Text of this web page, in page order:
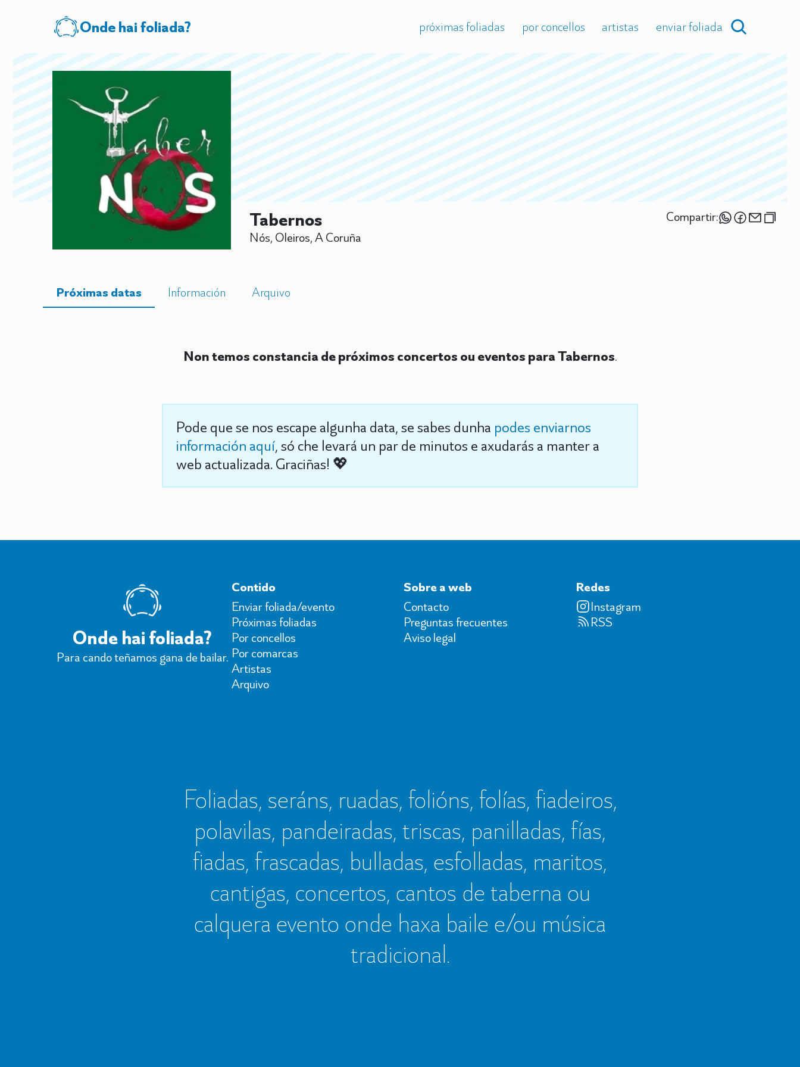
Onde hai foliada? próximas foliadas por concellos artistas enviar foliada
Tabernos
Nós, Oleiros, A Coruña
Compartir:
Próximas datas Información Arquivo
Non temos constancia de próximos concertos ou eventos para Tabernos.
Pode que se nos escape algunha data, se sabes dunha podes enviarnos
información aquí, só che levará un par de minutos e axudarás a manter a
web actualizada. Graciñas! 💖
Onde hai foliada?
Para cando teñamos gana de bailar.
Contido
Enviar foliada/evento
Próximas foliadas
Por concellos
Por comarcas
Artistas
Arquivo
Sobre a web
Contacto
Preguntas frecuentes
Aviso legal
Redes
Instagram
RSS
Foliadas, seráns, ruadas, folións, folías, fiadeiros,
polavilas, pandeiradas, triscas, panilladas, fías,
fiadas, frascadas, bulladas, esfolladas, maritos,
cantigas, concertos, cantos de taberna ou
calquera evento onde haxa baile e/ou música
tradicional.